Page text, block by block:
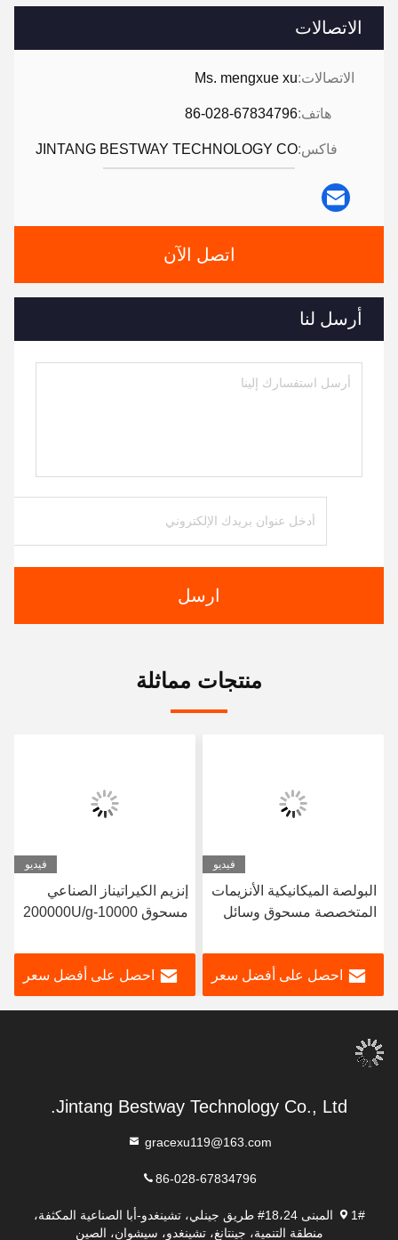
الاتصالات
الاتصالات:Ms. mengxue xu
هاتف:86-028-67834796
فاكس:JINTANG BESTWAY TECHNOLOGY CO
اتصل الآن
أرسل لنا
ارسل
منتجات مماثلة
فيديو
البولصة الميكانيكية الأنزيمات
المتخصصة مسحوق وسائل
احصل على أفضل سعر
فيديو
إنزيم الكيراتيناز الصناعي
مسحوق 10000-200000U/g
احصل على أفضل سعر
Jintang Bestway Technology Co., Ltd.
gracexu119@163.com
86-028-67834796
1# المبنى 18،24# طريق جينلي، تشينغدو-أبا الصناعية المكثفة،
منطقة التنمية، جينتانغ، تشينغدو، سيشوان، الصين